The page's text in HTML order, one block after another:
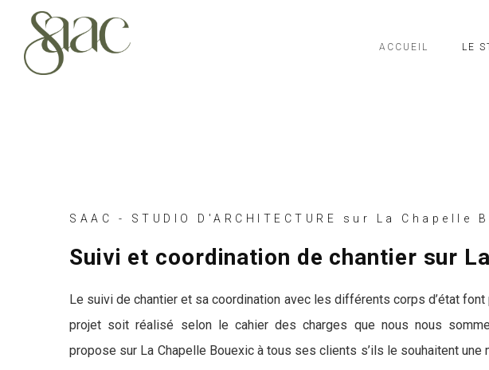
ACCUEIL LE
SAAC - STUDIO D'ARCHITECTURE sur La Chapelle
Suivi et coordination de chantier sur
Le suivi de chantier et sa coordination avec les différents corps d’état
projet soit réalisé selon le cahier des charges que nous nous
propose sur La Chapelle Bouexic à tous ses clients s’ils le souhaitent